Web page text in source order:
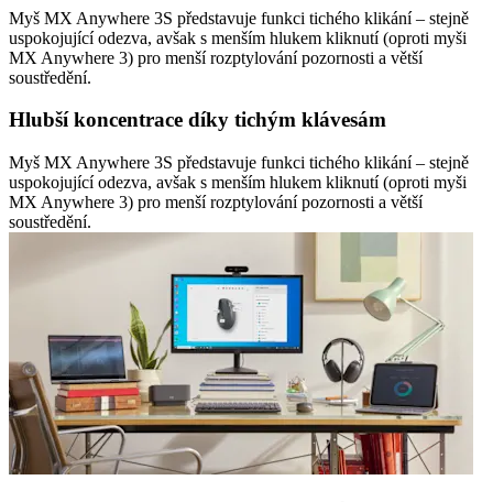
Myš MX Anywhere 3S představuje funkci tichého klikání – stejně
uspokojující odezva, avšak s menším hlukem kliknutí (oproti myši
MX Anywhere 3) pro menší rozptylování pozornosti a větší
soustředění.
Hlubší koncentrace díky tichým klávesám
Myš MX Anywhere 3S představuje funkci tichého klikání – stejně
uspokojující odezva, avšak s menším hlukem kliknutí (oproti myši
MX Anywhere 3) pro menší rozptylování pozornosti a větší
soustředění.